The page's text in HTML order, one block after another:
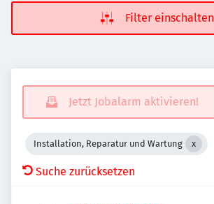
Filter einschalten
Jetzt Jobalarm aktivieren!
Installation, Reparatur und Wartung
Suche zurücksetzen